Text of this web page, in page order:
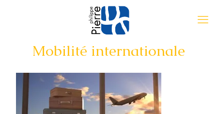
Mobilité internationale